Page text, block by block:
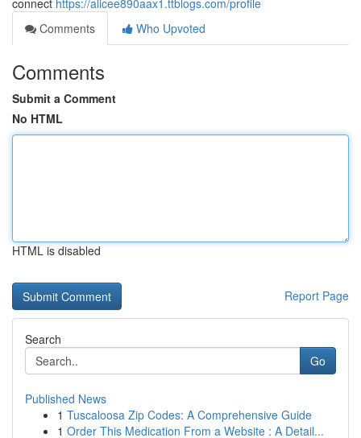
connect https://alicee890aax1.ttblogs.com/profile
Comments
Who Upvoted
Comments
Submit a Comment
No HTML
HTML is disabled
Report Page
Search
Go
Published News
1 Tuscaloosa Zip Codes: A Comprehensive Guide
1 Order This Medication From a Website : A Detail...